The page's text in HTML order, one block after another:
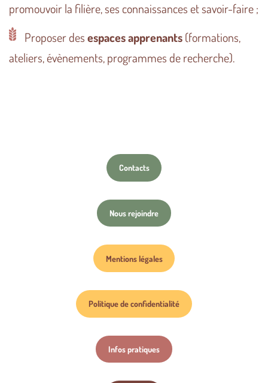
promouvoir la filière, ses connaissances et savoir-faire ;
Proposer desespaces apprenants(formations,
ateliers, évènements, programmes de recherche).
Contacts
Nous rejoindre
Mentions légales
Politique de confidentialité
Infos pratiques